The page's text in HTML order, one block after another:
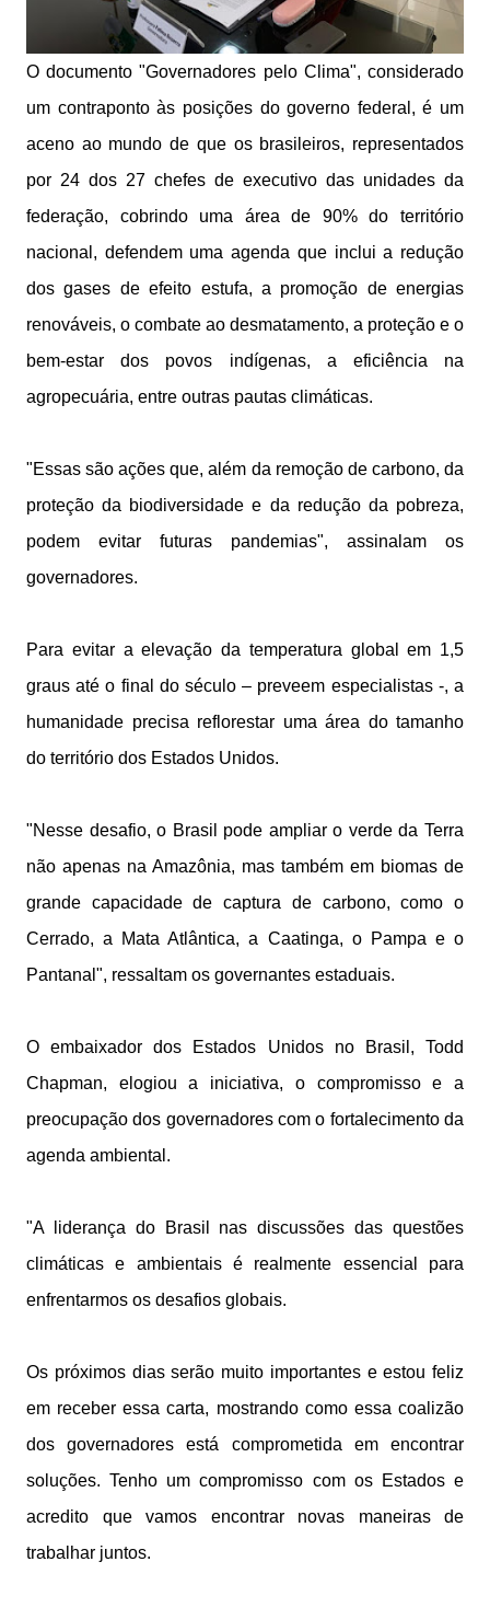
O documento "Governadores pelo Clima", considerado
um contraponto às posições do governo federal, é um
aceno ao mundo de que os brasileiros, representados
por 24 dos 27 chefes de executivo das unidades da
federação, cobrindo uma área de 90% do território
nacional, defendem uma agenda que inclui a redução
dos gases de efeito estufa, a promoção de energias
renováveis, o combate ao desmatamento, a proteção e o
bem-estar dos povos indígenas, a eficiência na
agropecuária, entre outras pautas climáticas.
"Essas são ações que, além da remoção de carbono, da
proteção da biodiversidade e da redução da pobreza,
podem evitar futuras pandemias", assinalam os
governadores.
Para evitar a elevação da temperatura global em 1,5
graus até o final do século – preveem especialistas -, a
humanidade precisa reflorestar uma área do tamanho
do território dos Estados Unidos.
"Nesse desafio, o Brasil pode ampliar o verde da Terra
não apenas na Amazônia, mas também em biomas de
grande capacidade de captura de carbono, como o
Cerrado, a Mata Atlântica, a Caatinga, o Pampa e o
Pantanal", ressaltam os governantes estaduais.
O embaixador dos Estados Unidos no Brasil, Todd
Chapman, elogiou a iniciativa, o compromisso e a
preocupação dos governadores com o fortalecimento da
agenda ambiental.
"A liderança do Brasil nas discussões das questões
climáticas e ambientais é realmente essencial para
enfrentarmos os desafios globais.
Os próximos dias serão muito importantes e estou feliz
em receber essa carta, mostrando como essa coalizão
dos governadores está comprometida em encontrar
soluções. Tenho um compromisso com os Estados e
acredito que vamos encontrar novas maneiras de
trabalhar juntos.